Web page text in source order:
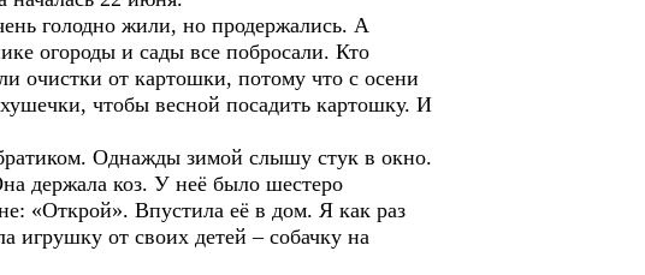
голодно жили, но продержались. А
огороды и сады все побросали. Кто
очистки от картошки, потому что с осени
чтобы весной посадить картошку. И
Однажды зимой слышу стук в окно.
держала коз. У неё было шестеро
«Открой». Впустила её в дом. Я как раз
игрушку от своих детей – собачку на